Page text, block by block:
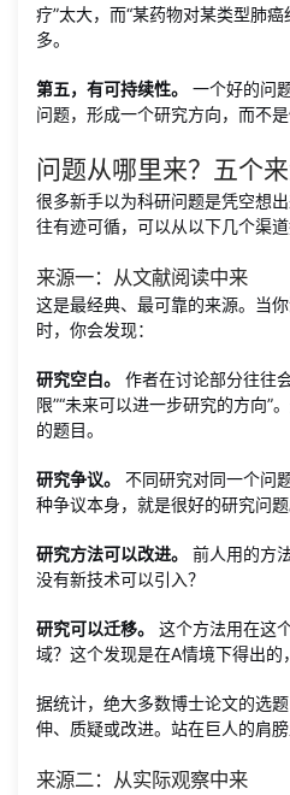
疗”太大，而“某药物对某类型肺
多。
第五，有可持续性。
一个好的问
问题，形成一个研究方向，而不是
问题从哪里来？五个
很多新手以为科研问题是凭空想
往有迹可循，可以从以下几个渠道
来源一：从文献阅读中来
这是最经典、最可靠的来源。当
时，你会发现：
研究空白。
作者在讨论部分往往
限”“未来可以进一步研究的方向”
的题目。
研究争议。
不同研究对同一个问
种争议本身，就是很好的研究问题
研究方法可以改进。
前人用的方
没有新技术可以引入？
研究可以迁移。
这个方法用在这
域？这个发现是在A情境下得出的
据统计，绝大多数博士论文的选
伸、质疑或改进。站在巨人的肩膀
来源二：从实际观察中来